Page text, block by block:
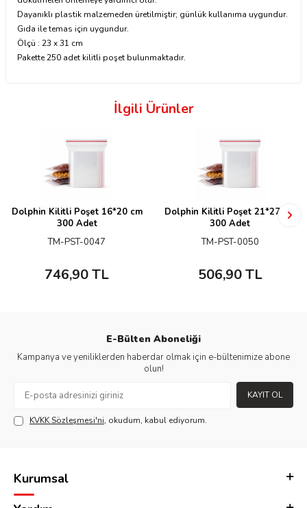
Dayanıklı plastik malzemeden üretilmiştir; günlük kullanıma uygundur.
Gıda ile temas için uygundur.
Ölçü : 23 x 31 cm
Pakette 250 adet kilitli poşet bulunmaktadır.
İlgili Ürünler
Dolphin Kilitli Poşet 16*20 cm
300 Adet
TM-PST-0047
746,90TL
Dolphin Kilitli Poşet 21*27 cm
300 Adet
TM-PST-0050
506,90TL
E-Bülten Aboneliği
Kampanya ve yeniliklerden haberdar olmak için e-bültenimize abone
olun!
KAYIT OL
KVKK Sözleşmesi'ni, okudum, kabul ediyorum.
Kurumsal